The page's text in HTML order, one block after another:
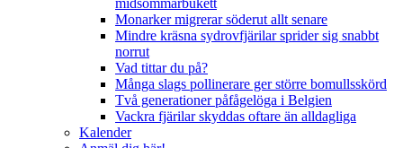
Monarker migrerar söderut allt senare
Mindre kräsna sydrovfjärilar sprider sig snabbt
norrut
Vad tittar du på?
Många slags pollinerare ger större bomullsskörd
Två generationer påfågelöga i Belgien
Vackra fjärilar skyddas oftare än alldagliga
Kalender